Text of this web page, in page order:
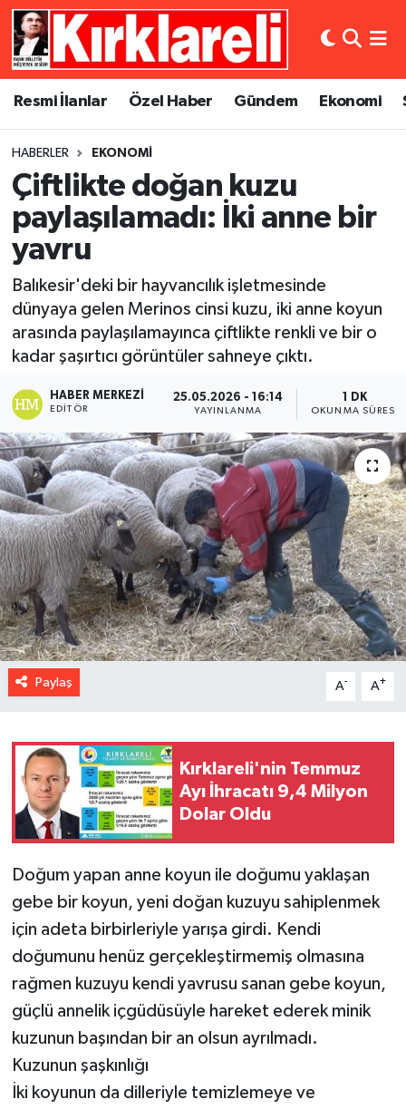
Resmi İlanlar Özel Haber Gündem Ekonomi
HABERLER EKONOMI
Çiftlikte doğan kuzu
paylaşılamadı: İki anne bir
yavru
Balıkesir'deki bir hayvancılık işletmesinde
dünyaya gelen Merinos cinsi kuzu, iki anne koyun
arasında paylaşılamayınca çiftlikte renkli ve bir o
kadar şaşırtıcı görüntüler sahneye çıktı.
HABER MERKEZI
EDITÖR
25.05.2026 - 16:14
YAYINLANMA
1 DK
OKUNMA SÜRESI
Paylaş A- A+
Kırklareli'nin Temmuz
Ayı İhracatı 9,4 Milyon
Dolar Oldu
Doğum yapan anne koyun ile doğumu yaklaşan
gebe bir koyun, yeni doğan kuzuyu sahiplenmek
için adeta birbirleriyle yarışa girdi. Kendi
doğumunu henüz gerçekleştirmemiş olmasına
rağmen kuzuyu kendi yavrusu sanan gebe koyun,
güçlü annelik içgüdüsüyle hareket ederek minik
kuzunun başından bir an olsun ayrılmadı.
Kuzunun şaşkınlığı
İki koyunun da dilleriyle temizlemeye ve
Resmi İlanlar
Gündem
Ekonomi
Siyaset
Asayiş
Dünya
Eğitim
Kültür Sanat
Magazin
Medya
Sağlık
Künye
Gizlilik Sözleşmesi
Merkez Nöbetçi Eczaneler
Merkez Trafik Yoğunluk Haritası
Süper Lig Puan Durumu ve Fikstür
Tüm Manşetler
Son Dakika Haberleri
Haber Arşivi